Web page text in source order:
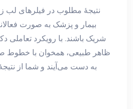
نتیجهٔ مطلوب در فیلرهای
بیمار و پزشک به صورت
شریک باشند. با رویکرد تعاملی
ظاهر طبیعی، همخوان با
به دست می‌آیند و شما از